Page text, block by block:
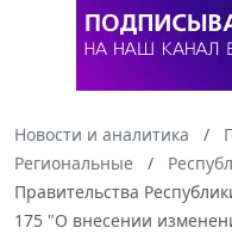
Новости и аналитика
Региональные
Правительства
175 "О внесении